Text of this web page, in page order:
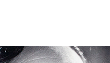
DE BUSCA